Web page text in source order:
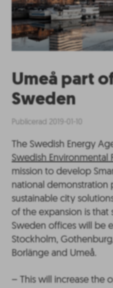
Umeå part
Sweden
Publicerad 2019-01-10
The Swedish Energy
Swedish Environmental
mission to develop
national demonstration
sustainable city
of the expansion is that
Sweden offices will be
Stockholm,
Borlänge and Umeå.
– This will increase the